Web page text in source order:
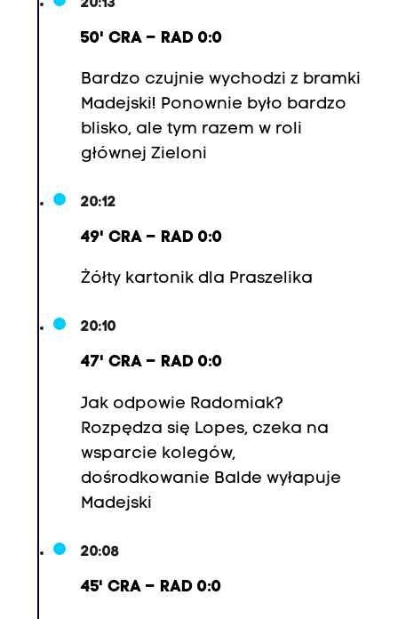
20:13
50' CRA – RAD 0:0
Bardzo czujnie wychodzi z bramki
Madejski! Ponownie było bardzo
blisko, ale tym razem w roli
głównej Zieloni
20:12
49' CRA – RAD 0:0
Żółty kartonik dla Praszelika
20:10
47' CRA – RAD 0:0
Jak odpowie Radomiak?
Rozpędza się Lopes, czeka na
wsparcie kolegów,
dośrodkowanie Balde wyłapuje
Madejski
20:08
45' CRA – RAD 0:0